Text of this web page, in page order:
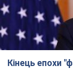
Кінець епохи